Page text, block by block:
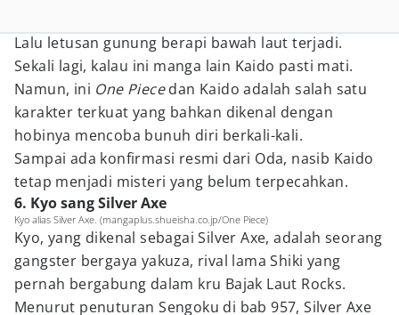
Lalu letusan gunung berapi bawah laut terjadi.
Sekali lagi, kalau ini manga lain Kaido pasti mati.
Namun, ini One Piecedan Kaido adalah salah satu
karakter terkuat yang bahkan dikenal dengan
hobinya mencoba bunuh diri berkali-kali.
Sampai ada konfirmasi resmi dari Oda, nasib Kaido
tetap menjadi misteri yang belum terpecahkan.
6. Kyo sang Silver Axe
Kyo alias Silver Axe. (mangaplus.shueisha.co.jp/One Piece)
Kyo, yang dikenal sebagai Silver Axe, adalah seorang
gangster bergaya yakuza, rival lama Shiki yang
pernah bergabung dalam kru Bajak Laut Rocks.
Menurut penuturan Sengoku di bab 957, Silver Axe